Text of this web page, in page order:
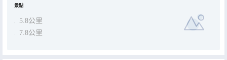
景點
5.8公里
7.8公里